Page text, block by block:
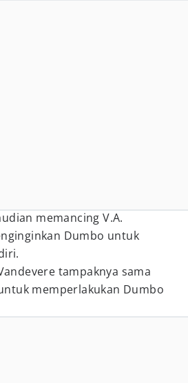
memancing V.A.
Dumbo untuk
tampaknya sama
memperlakukan Dumbo